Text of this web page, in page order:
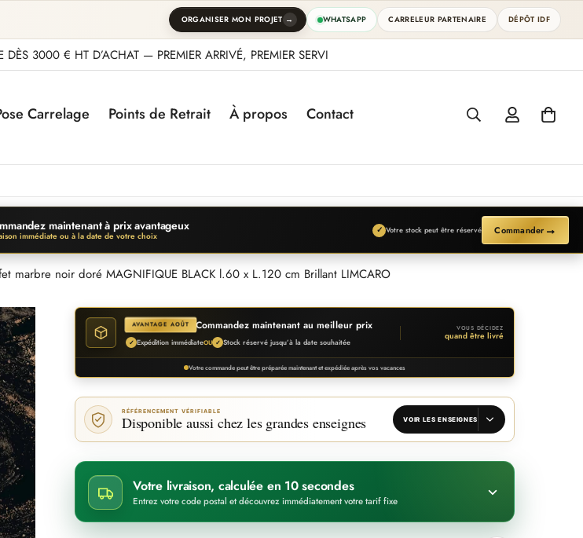
ORGANISER MON PROJET → WHATSAPP CARRELEUR PARTENAIRE DÉPÔT IDF
3000 € HT D’ACHAT — PREMIER ARRIVÉ, PREMIER SERVI
Carrelage Points de Retrait À propos Contact
maintenant à prix avantageux
immédiate ou à la date de votre choix
✓ Votre stock peut être réservé Commander →
marbre noir doré MAGNIFIQUE BLACK l.60 x L.120 cm Brillant LIMCARO
AVANTAGE AOÛT Commandez maintenant au meilleur prix
✓ Expédition immédiateOU ✓ Stock réservé jusqu’à la date souhaitée
VOUS DÉCIDEZ
quand être livré
Votre commande peut être préparée maintenant et expédiée après vos vacances
RÉFÉRENCEMENT VÉRIFIABLE
Disponible aussi chez les grandes enseignes VOIR LES ENSEIGNES
Votre livraison, calculée en 10 secondes
Entrez votre code postal et découvrez immédiatement votre tarif fixe